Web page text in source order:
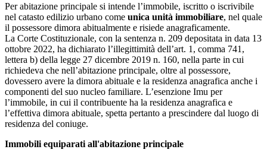
Per abitazione principale si intende l’immobile, iscritto o iscrivibile
nel catasto edilizio urbano come unica unità immobiliare, nel quale
il possessore dimora abitualmente e risiede anagraficamente.
La Corte Costituzionale, con la sentenza n. 209 depositata in data 13
ottobre 2022, ha dichiarato l’illegittimità dell’art. 1, comma 741,
lettera b) della legge 27 dicembre 2019 n. 160, nella parte in cui
richiedeva che nell’abitazione principale, oltre al possessore,
dovessero avere la dimora abituale e la residenza anagrafica anche i
componenti del suo nucleo familiare. L’esenzione Imu per
l’immobile, in cui il contribuente ha la residenza anagrafica e
l’effettiva dimora abituale, spetta pertanto a prescindere dal luogo di
residenza del coniuge.
Immobili equiparati all'abitazione principale